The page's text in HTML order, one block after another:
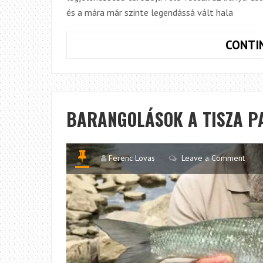
és a mára már szinte legendássá vált hala
BARANGOLÁSOK A TISZA
Ferenc Lovas Leave a Comment